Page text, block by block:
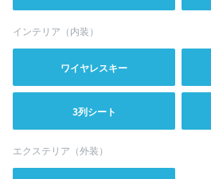
インテリア（内装）
ワイヤレスキー
3列シート
エクステリア（外装）